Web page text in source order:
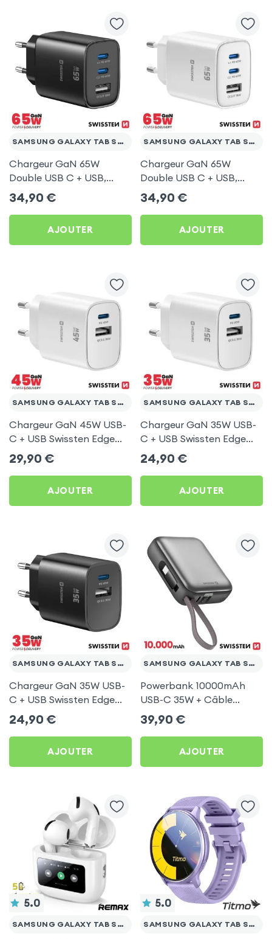
SAMSUNG GALAXY TAB S2 9.7
Chargeur GaN 65W
Double USB C + USB,
Swissten Edge Noir pour
Samsung Galaxy Tab S2
9.7
34,90 €
AJOUTER
SAMSUNG GALAXY TAB S2 9.7
Chargeur GaN 65W
Double USB C + USB,
Swissten Edge Blanc pour
Samsung Galaxy Tab S2
9.7
34,90 €
AJOUTER
SAMSUNG GALAXY TAB S2 9.7
Chargeur GaN 45W USB-
C + USB Swissten Edge
Blanc pour Samsung
Galaxy Tab S2 9.7
29,90 €
AJOUTER
SAMSUNG GALAXY TAB S2 9.7
Chargeur GaN 35W USB-
C + USB Swissten Edge
Blanc pour Samsung
Galaxy Tab S2 9.7
24,90 €
AJOUTER
SAMSUNG GALAXY TAB S2 9.7
Chargeur GaN 35W USB-
C + USB Swissten Edge
Noir pour Samsung
Galaxy Tab S2 9.7
24,90 €
AJOUTER
SAMSUNG GALAXY TAB S2 9.7
Powerbank 10000mAh
USB-C 35W + Câble
Argent Swissten Space
pour Samsung Galaxy
Tab S2 9.7
39,90 €
AJOUTER
5.0
SAMSUNG GALAXY TAB S2 9.7
5.0
SAMSUNG GALAXY TAB S2 9.7